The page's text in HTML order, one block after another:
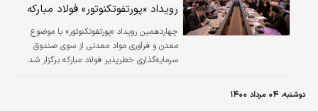
رویداد «پورتفوتکنوتور» فولاد مبارکه
چهاردهمین رویداد «پورتفوتکنوتور» با موضوع
معدن و فرآوری مواد معدنی از سوی صندوق
سرمایه‌گذاری خطرپذیر فولاد مبارکه برگزار شد.
دوشنبه، ۰۴ مرداد ۱۴۰۰